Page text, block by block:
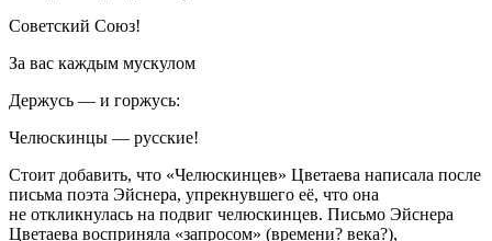
Советский Союз!
За вас каждым мускулом
Держусь — и горжусь:
Челюскинцы — русские!
Стоит добавить, что «Челюскинцев» Цветаева написала после
письма поэта Эйснера, упрекнувшего её, что она
не откликнулась на подвиг челюскинцев. Письмо Эйснера
Цветаева восприняла «запросом» (времени? века?),